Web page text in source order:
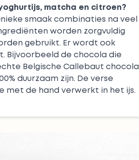
matcha en citroen?
smaak combinaties na veel
worden zorgvuldig
gebruikt. Er wordt ook
Bijvoorbeeld de chocola die
Belgische Callebaut chocola
duurzaam zijn. De verse
met de hand verwerkt in het ijs.